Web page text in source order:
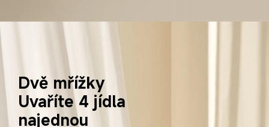
Dvě mřížky
Uvaříte 4 jídla
najednou